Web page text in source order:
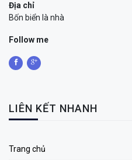
Địa chỉ
Bốn biển là nhà
Follow me
LIÊN KẾT NHANH
Trang chủ